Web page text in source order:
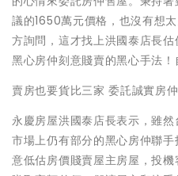
議的1650萬元價格，也沒有想
方詢問，這才找上洪國泰店長
黑心房仲刻意賤賣的黑心手法
賣房也要貨比三家 委託誠實房
永慶房屋洪國泰店長表示，雖
市場上仍有部分的黑心房仲聯
意低估房價賤賣屋主房屋，投